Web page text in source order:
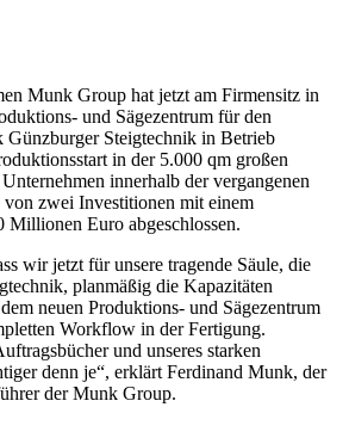
Munk Group hat jetzt am Firmensitz in
und Sägezentrum für den
Günzburger Steigtechnik in Betrieb
in der 5.000 qm großen
innerhalb der vergangenen
von zwei Investitionen mit einem
Millionen Euro abgeschlossen.
wir jetzt für unsere tragende Säule, die
planmäßig die Kapazitäten
neuen Produktions- und Sägezentrum
Workflow in der Fertigung.
und unseres starken
denn je“, erklärt Ferdinand Munk, der
der Munk Group.